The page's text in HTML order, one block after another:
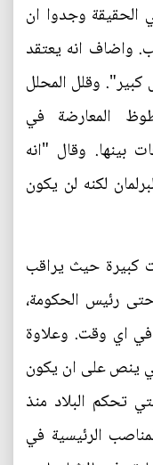
الحقيقة وجدوا ان
واضاف انه يعتقد
وقلل المحلل
المعارضة في
بينها. وقال "انه
لكنه لن يكون
كبيرة حيث يراقب
رئيس الحكومة،
في اي وقت. وعلاوة
ينص على ان يكون
تحكم البلاد منذ
الرئيسية في